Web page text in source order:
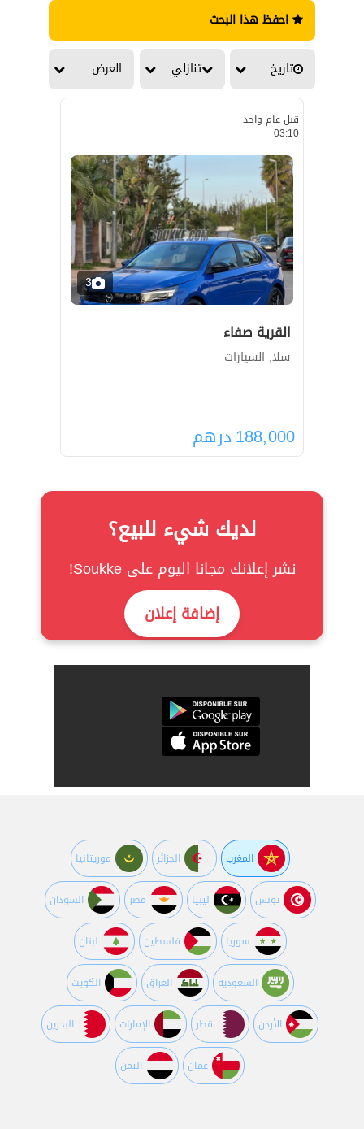
احفظ هذا البحث
تاريخ تنازلي العرض
قبل عام واحد
03:10
3
القرية صفاء
سلا, السيارات
188,000درهم
لديك شيء للبيع؟
نشر إعلانك مجانا اليوم على Soukke!
إضافة إعلان
المغرب الجزائر موريتانيا
تونس ليبيا مصر السودان
سوريا فلسطين لبنان
السعودية العراق الكويت
اﻷردن قطر اﻹمارات البحرين
عمان اليمن